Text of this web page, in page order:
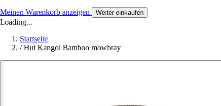
Meinen Warenkorb anzeigen Weiter einkaufen
Loading...
Startseite
/ Hut Kangol Bamboo mowbray